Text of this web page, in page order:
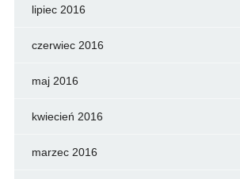
lipiec 2016
czerwiec 2016
maj 2016
kwiecień 2016
marzec 2016